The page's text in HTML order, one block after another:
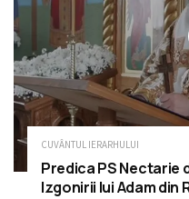
CUVÂNTUL IERARHULUI
Predica PS Nectarie
Izgonirii lui Adam din